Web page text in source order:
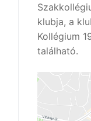
klubja, a
Kollégium
található.